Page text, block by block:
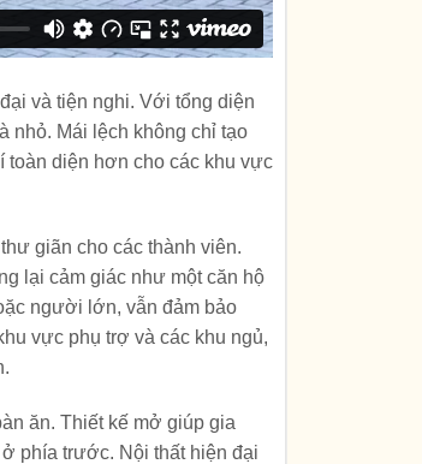
và tiện nghi. Với tổng diện
nhỏ. Mái lệch không chỉ tạo
toàn diện hơn cho các khu vực
giãn cho các thành viên.
lại cảm giác như một căn hộ
người lớn, vẫn đảm bảo
vực phụ trợ và các khu ngủ,
ăn. Thiết kế mở giúp gia
phía trước. Nội thất hiện đại